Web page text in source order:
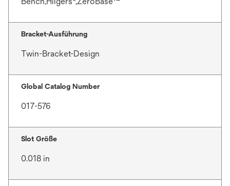
Bracket-Ausführung
Twin-Bracket-Design
Global Catalog Number
017-576
Slot Größe
0.018 in